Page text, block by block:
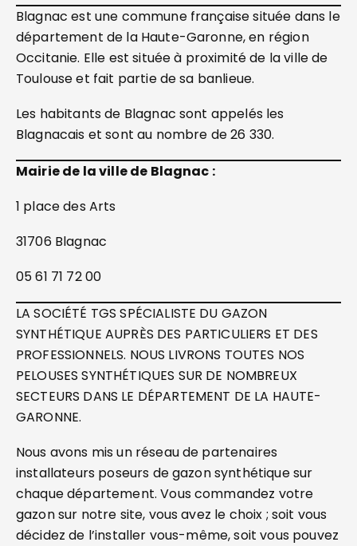
Blagnac est une commune française située dans le
département de la Haute-Garonne, en région
Occitanie. Elle est située à proximité de la ville de
Toulouse et fait partie de sa banlieue.
Les habitants de Blagnac sont appelés les
Blagnacais et sont au nombre de 26 330.
Mairie de la ville de Blagnac :
1 place des Arts
31706 Blagnac
05 61 71 72 00
LA SOCIÉTÉ TGS SPÉCIALISTE DU GAZON
SYNTHÉTIQUE AUPRÈS DES PARTICULIERS ET DES
PROFESSIONNELS. NOUS LIVRONS TOUTES NOS
PELOUSES SYNTHÉTIQUES SUR DE NOMBREUX
SECTEURS DANS LE DÉPARTEMENT DE LA HAUTE-
GARONNE.
Nous avons mis un réseau de partenaires
installateurs poseurs de gazon synthétique sur
chaque département. Vous commandez votre
gazon sur notre site, vous avez le choix ; soit vous
décidez de l’installer vous-même, soit vous pouvez